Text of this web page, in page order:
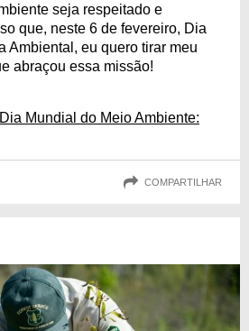
seja respeitado e
que, neste 6 de fevereiro, Dia
Ambiental, eu quero tirar meu
abraçou essa missão!
Mundial do Meio Ambiente:
COMPARTILHAR